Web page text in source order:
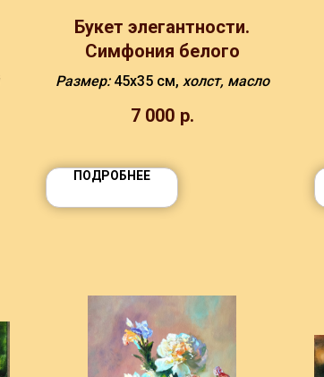
Букет элегантности.
Симфония белого
Размер: 45х35 см, холст, масло
7 000 р.
ПОДРОБНЕЕ